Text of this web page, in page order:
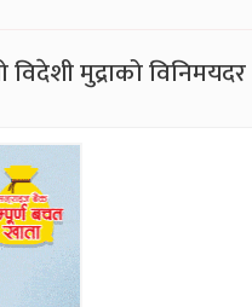
विदेशी मुद्राको विनिमयदर